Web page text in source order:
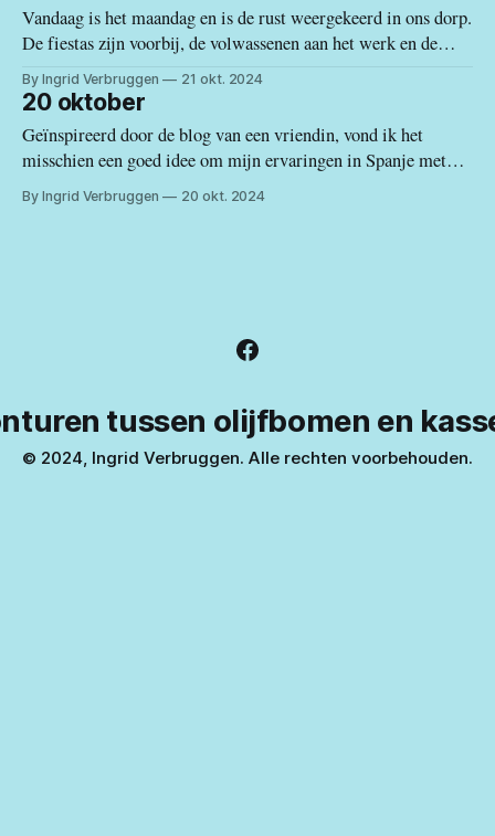
Vandaag is het maandag en is de rust weergekeerd in ons dorp.
De fiestas zijn voorbij, de volwassenen aan het werk en de
kinderen naar school. Het enige wat je nu hoort zijn de
interessante conversaties van de kwetterende spreeuwen en
By Ingrid Verbruggen 21 okt. 2024
20 oktober
Geïnspireerd door de blog van een vriendin, vond ik het
misschien een goed idee om mijn ervaringen in Spanje met
jullie te delen. Wat er hier zoal leeft, met welke issues je hier
als buitenlander geconfronteerd wordt en het leven zoals je het
By Ingrid Verbruggen 20 okt. 2024
tussen olijfbomen en
© 2024, Ingrid Verbruggen. Alle rechten voorbehouden.